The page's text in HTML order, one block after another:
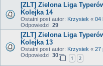
[ZLT] Zielona Liga
Kolejka 14
Ostatni post autor: Krzysiek « 04
Odpowiedzi: 29
[ZLT] Zielona Liga
Kolejka 13
Ostatni post autor: Krzysiek « 27
Odpowiedzi: 30
1 2